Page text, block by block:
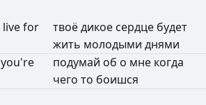
livefor
твоёдикое сердце будет
жить молодыми днями
you're
подумай об о мне когда
чего то боишся